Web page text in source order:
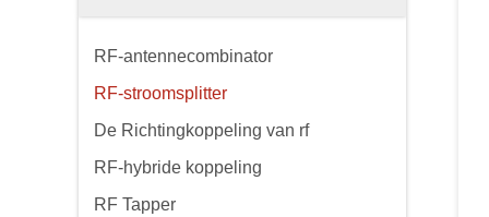
RF-antennecombinator
RF-stroomsplitter
De Richtingkoppeling van rf
RF-hybride koppeling
RF Tapper